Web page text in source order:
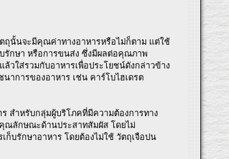
ถุนั้นจะมีคุณค่าทางอาหารหรือไม่ก็ตาม แต่ใช้
บรักษา หรือการขนส่ง ซึ่งมีผลต่อคุณภาพ
วใส่รวมกับอาหารเพื่อประโยชน์ดังกล่าวข้าง
าการของอาหาร เช่น คาร์โบไฮเดรต
สำหรับกลุ่มผู้บริโภคที่มีความต้องการทาง
ณลักษณะด้านประสาทสัมผัส โดยไม่
บรักษาอาหาร โดยต้องไม่ใช้ วัตถุเจือปน